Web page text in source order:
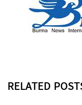
RELATED